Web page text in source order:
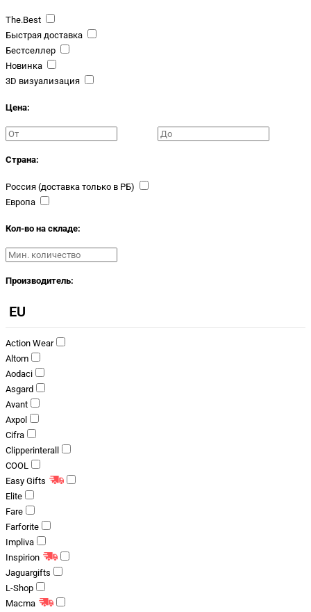
The.Best
Быстрая доставка
Бестселлер
Новинка
3D визуализация
Цена:
Страна:
Россия (доставка только в РБ)
Европа
Кол-во на складе:
Производитель:
EU
Action Wear
Altom
Aodaci
Asgard
Avant
Axpol
Cifra
Clipperinterall
COOL
Easy Gifts
Elite
Fare
Farforite
Impliva
Inspirion
Jaguargifts
L-Shop
Macma